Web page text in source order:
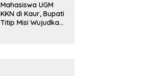
Mahasiswa UGM
KKN di Kaur, Bupati
Titip Misi Wujudkan